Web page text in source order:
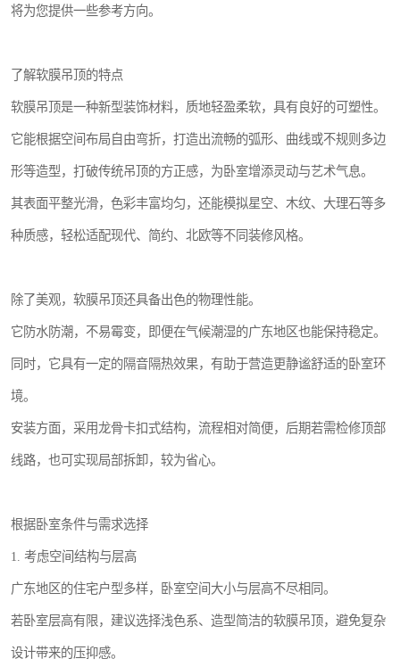
将为您提供一些参考方向。
了解软膜吊顶的特点
软膜吊顶是一种新型装饰材料，质地轻盈柔软，具有良好的可塑性。
它能根据空间布局自由弯折，打造出流畅的弧形、曲线或不规则多边
形等造型，打破传统吊顶的方正感，为卧室增添灵动与艺术气息。
其表面平整光滑，色彩丰富均匀，还能模拟星空、木纹、大理石等多
种质感，轻松适配现代、简约、北欧等不同装修风格。
除了美观，软膜吊顶还具备出色的物理性能。
它防水防潮，不易霉变，即便在气候潮湿的广东地区也能保持稳定。
同时，它具有一定的隔音隔热效果，有助于营造更静谧舒适的卧室环
境。
安装方面，采用龙骨卡扣式结构，流程相对简便，后期若需检修顶部
线路，也可实现局部拆卸，较为省心。
根据卧室条件与需求选择
1. 考虑空间结构与层高
广东地区的住宅户型多样，卧室空间大小与层高不尽相同。
若卧室层高有限，建议选择浅色系、造型简洁的软膜吊顶，避免复杂
设计带来的压抑感。